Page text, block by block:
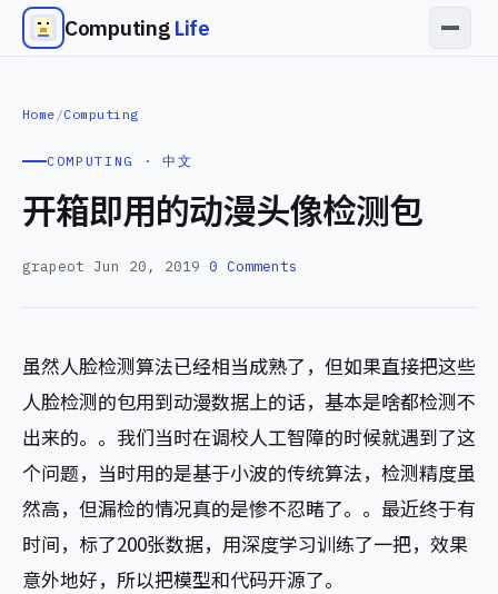
Computing Life
Home /Computing
COMPUTING · 中文
开箱即用的动漫头像检测包
grapeot Jun 20, 2019 0 Comments
虽然人脸检测算法已经相当成熟了，但如果直接把这些
人脸检测的包用到动漫数据上的话，基本是啥都检测不
出来的。。我们当时在调校人工智障的时候就遇到了这
个问题，当时用的是基于小波的传统算法，检测精度虽
然高，但漏检的情况真的是惨不忍睹了。。最近终于有
时间，标了200张数据，用深度学习训练了一把，效果
意外地好，所以把模型和代码开源了。